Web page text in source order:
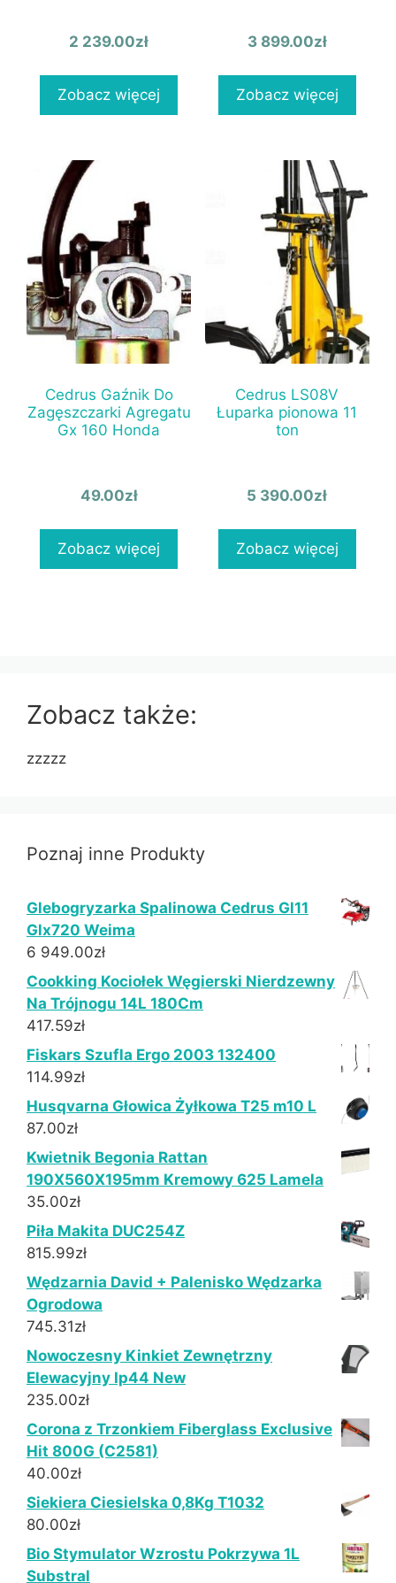
2 239.00zł
Zobacz więcej
3 899.00zł
Zobacz więcej
Cedrus Gaźnik Do
Zagęszczarki Agregatu
Gx 160 Honda
49.00zł
Zobacz więcej
Cedrus LS08V
Łuparka pionowa 11
ton
5 390.00zł
Zobacz więcej
Zobacz także:
zzzzz
Poznaj inne Produkty
Glebogryzarka Spalinowa Cedrus Gl11
Glx720 Weima
6 949.00zł
Cookking Kociołek Węgierski Nierdzewny
Na Trójnogu 14L 180Cm
417.59zł
Fiskars Szufla Ergo 2003 132400
114.99zł
Husqvarna Głowica Żyłkowa T25 m10 L
87.00zł
Kwietnik Begonia Rattan
190X560X195mm Kremowy 625 Lamela
35.00zł
Piła Makita DUC254Z
815.99zł
Wędzarnia David + Palenisko Wędzarka
Ogrodowa
745.31zł
Nowoczesny Kinkiet Zewnętrzny
Elewacyjny Ip44 New
235.00zł
Corona z Trzonkiem Fiberglass Exclusive
Hit 800G (C2581)
40.00zł
Siekiera Ciesielska 0,8Kg T1032
80.00zł
Bio Stymulator Wzrostu Pokrzywa 1L
Substral